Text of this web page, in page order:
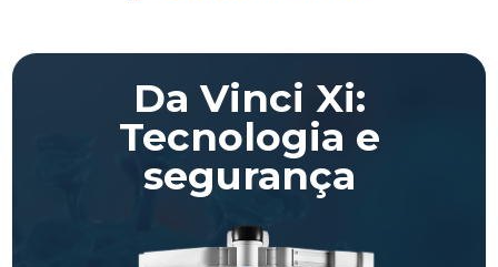
Da Vinci Xi:
Tecnologia e
segurança